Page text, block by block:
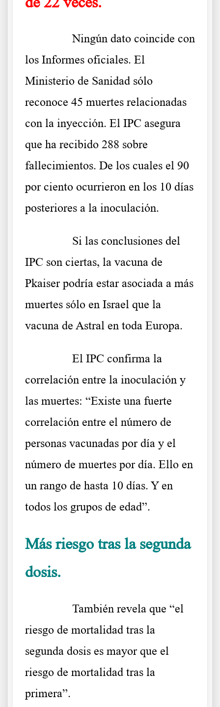
Ningún dato coincide con
los Informes oficiales. El
Ministerio de Sanidad sólo
reconoce 45 muertes relacionadas
con la inyección. El IPC asegura
que ha recibido 288 sobre
fallecimientos. De los cuales el 90
por ciento ocurrieron en los 10 días
posteriores a la inoculación.
Si las conclusiones del
IPC son ciertas, la vacuna de
Pkaiser podría estar asociada a más
muertes sólo en Israel que la
vacuna de Astral en toda Europa.
El IPC confirma la
correlación entre la inoculación y
las muertes: “Existe una fuerte
correlación entre el número de
personas vacunadas por día y el
número de muertes por día. Ello en
un rango de hasta 10 días. Y en
todos los grupos de edad”.
Más riesgo tras la segunda
dosis.
También revela que “el
riesgo de mortalidad tras la
segunda dosis es mayor que el
riesgo de mortalidad tras la
primera”.